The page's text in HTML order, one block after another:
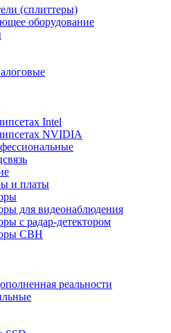
(сплиттеры)
оборудование
Intel
NVIDIA
и платы
для видеонаблюдения
с радар-детектором
СВН
реальности